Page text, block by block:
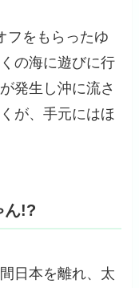
フをもらったゆ
の海に遊びに行
発生し沖に流さ
が、手元にはほ
ん!?
日本を離れ、太